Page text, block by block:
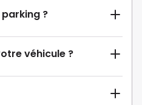
?
véhicule ?